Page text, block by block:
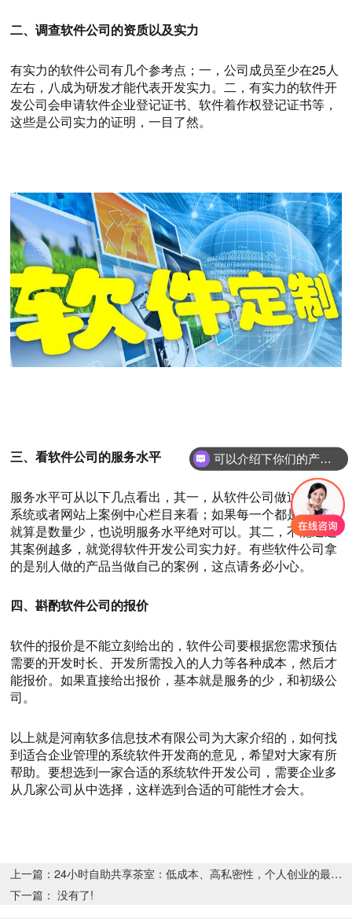
二、调查软件公司的资质以及实力
有实力的软件公司有几个参考点；一，公司成员至少在25人
左右，八成为研发才能代表开发实力。二，有实力的软件开
发公司会申请软件企业登记证书、软件着作权登记证书等，
这些是公司实力的证明，一目了然。
三、看软件公司的服务水平
服务水平可从以下几点看出，其一，从软件公司做过的软件
系统或者网站上案例中心栏目来看；如果每一个都是精品，
就算是数量少，也说明服务水平绝对可以。其二，不能通过
其案例越多，就觉得软件开发公司实力好。有些软件公司拿
的是别人做的产品当做自己的案例，这点请务必小心。
四、斟酌软件公司的报价
软件的报价是不能立刻给出的，软件公司要根据您需求预估
需要的开发时长、开发所需投入的人力等各种成本，然后才
能报价。如果直接给出报价，基本就是服务的少，和初级公
司。
以上就是河南软多信息技术有限公司为大家介绍的，如何找
到适合企业管理的系统软件开发商的意见，希望对大家有所
帮助。要想选到一家合适的系统软件开发公司，需要企业多
从几家公司从中选择，这样选到合适的可能性才会大。
上一篇：24小时自助共享茶室：低成本、高私密性，个人创业的最佳选择
下一篇： 没有了!
可以介绍下你们的产品么